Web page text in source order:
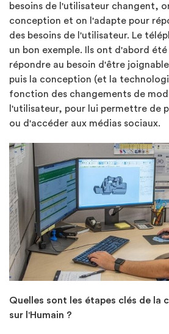
besoins de l'utilisateur changent,
conception et on l'adapte pour
des besoins de l'utilisateur. Le
un bon exemple. Ils ont d'abord
répondre au besoin d'être
puis la conception (et la
fonction des changements de
l'utilisateur, pour lui permettre de
ou d'accéder aux médias sociaux.
Quelles sont les étapes clés de la
sur l'Humain ?